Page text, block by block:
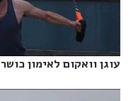
עוגן וואקום לאימון כושר TRX - גרבו‎